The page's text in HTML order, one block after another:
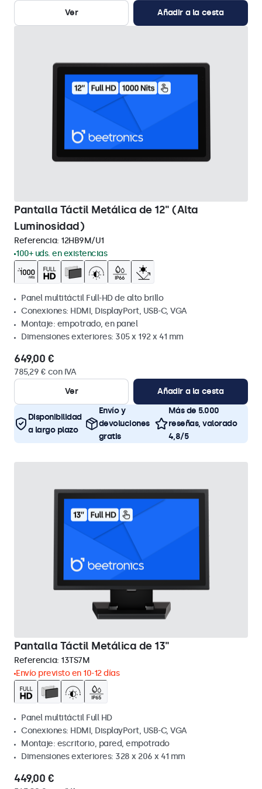
Ver
Añadir a la cesta
Pantalla Táctil Metálica de 12" (Alta
Luminosidad)
Referencia: 12HB9M/U1
100+ uds. en existencias
Panel multitáctil Full-HD de alto brillo
Conexiones: HDMI, DisplayPort, USB-C, VGA
Montaje: empotrado, en panel
Dimensiones exteriores: 305 x 192 x 41 mm
649,00 €
785,29 € con IVA
Ver
Añadir a la cesta
Disponibilidad
a largo plazo
Envío y
devoluciones
gratis
Más de 5.000
reseñas, valorado
4,8/5
Pantalla Táctil Metálica de 13"
Referencia: 13TS7M
Envío previsto en 10-12 días
Panel multitáctil Full HD
Conexiones: HDMI, DisplayPort, USB-C, VGA
Montaje: escritorio, pared, empotrado
Dimensiones exteriores: 328 x 206 x 41 mm
449,00 €